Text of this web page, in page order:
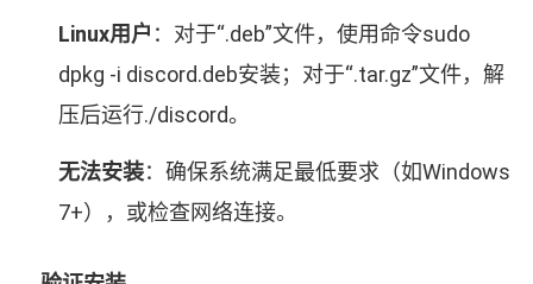
Linux用户 ：对于“.deb”文件，使用命令sudo
dpkg -i discord.deb安装；对于“.tar.gz”文件，解
压后运行./discord。
无法安装：确保系统满足最低要求（如Windows
7+），或检查网络连接。